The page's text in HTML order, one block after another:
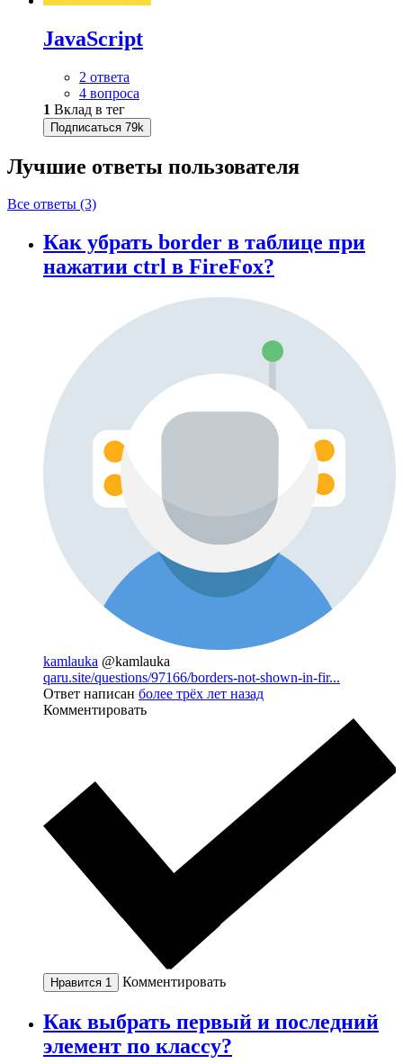
JavaScript
2 ответа
4 вопроса
1 Вклад в тег
Подписаться 79k
Лучшие ответы пользователя
Все ответы (3)
Как убрать border в таблице при
нажатии ctrl в FireFox?
kamlauka @kamlauka
qaru.site/questions/97166/borders-not-shown-in-fir...
Ответ написан более трёх лет назад
Комментировать
Нравится 1 Комментировать
Как выбрать первый и последний
элемент по классу?